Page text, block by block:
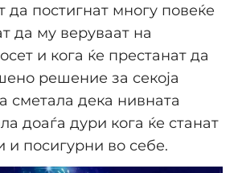
да постигнат многу повеќе
да му веруваат на
и кога ќе престанат да
решение за секоја
сметала дека нивната
доаѓа дури кога ќе станат
и посигурни во себе.